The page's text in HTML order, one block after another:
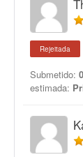
Rejeitada
Submetido:
estimada: